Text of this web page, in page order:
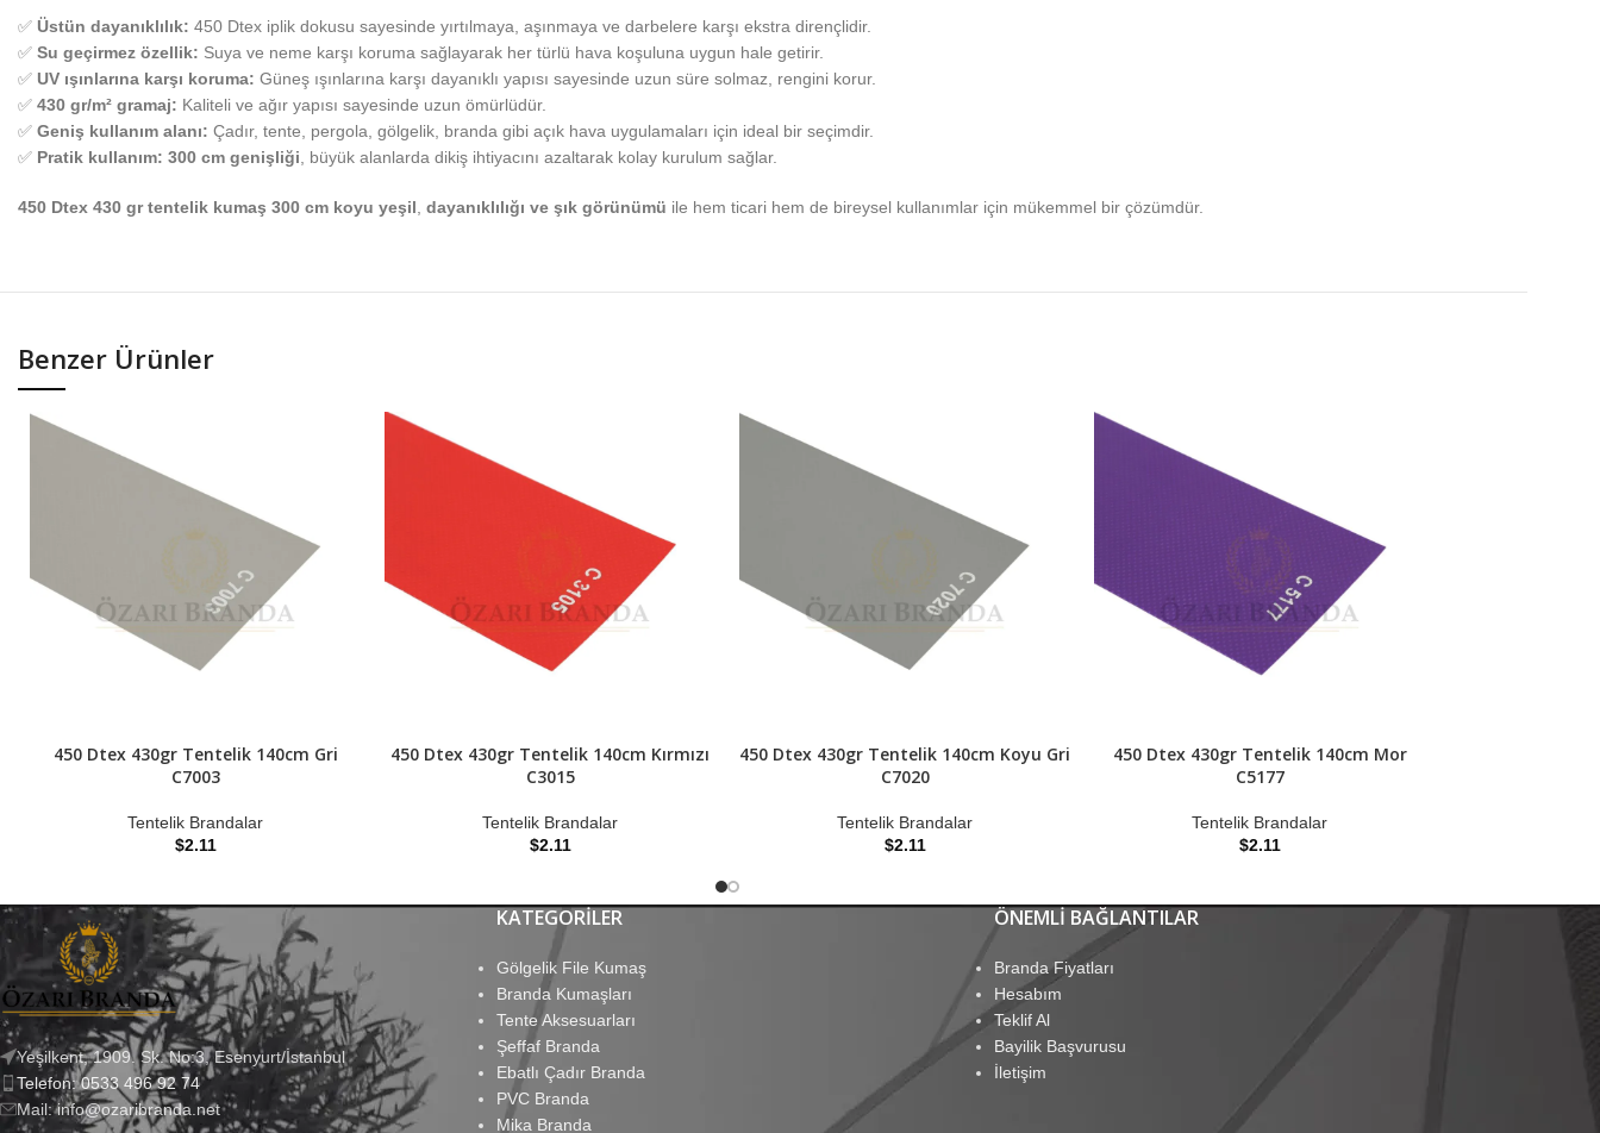
✅ Üstün dayanıklılık: 450 Dtex iplik dokusu sayesinde yırtılmaya, aşınmaya ve darbelere karşı ekstra dirençlidir.
✅ Su geçirmez özellik: Suya ve neme karşı koruma sağlayarak her türlü hava koşuluna uygun hale getirir.
✅ UV ışınlarına karşı koruma: Güneş ışınlarına karşı dayanıklı yapısı sayesinde uzun süre solmaz, rengini korur.
✅ 430 gr/m² gramaj: Kaliteli ve ağır yapısı sayesinde uzun ömürlüdür.
✅ Geniş kullanım alanı: Çadır, tente, pergola, gölgelik, branda gibi açık hava uygulamaları için ideal bir seçimdir.
✅ Pratik kullanım: 300 cm genişliği , büyük alanlarda dikiş ihtiyacını azaltarak kolay kurulum sağlar.
450 Dtex 430 gr tentelik kumaş 300 cm koyu yeşil dayanıklılığı ve şık görünümü ile hem ticari hem de bireysel kullanımlar için mükemmel bir çözümdür.
Benzer Ürünler
450 Dtex 430gr Tentelik 140cm Gri
C7003
Tentelik Brandalar
$2.11
450 Dtex 430gr Tentelik 140cm Kırmızı
C3015
Tentelik Brandalar
$2.11
450 Dtex 430gr Tentelik 140cm Koyu Gri
C7020
Tentelik Brandalar
$2.11
450 Dtex 430gr Tentelik 140cm Mor
C5177
Tentelik Brandalar
$2.11
Yeşilkent, 1909. Sk. No:3, Esenyurt/İstanbul
Telefon: 0533 496 92 74
Mail: info@ozaribranda.net
KATEGORILER
Gölgelik File Kumaş
Branda Kumaşları
Tente Aksesuarları
Şeffaf Branda
Ebatlı Çadır Branda
PVC Branda
Mika Branda
ÖNEMLI BAĞLANTILAR
Branda Fiyatları
Hesabım
Teklif Al
Bayilik Başvurusu
İletişim